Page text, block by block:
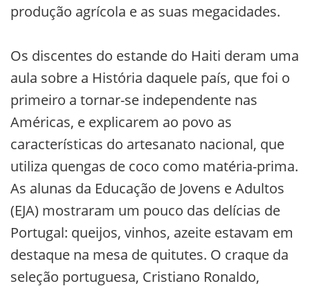
produção agrícola e as suas megacidades.
Os discentes do estande do Haiti deram uma
aula sobre a História daquele país, que foi o
primeiro a tornar-se independente nas
Américas, e explicarem ao povo as
características do artesanato nacional, que
utiliza quengas de coco como matéria-prima.
As alunas da Educação de Jovens e Adultos
(EJA) mostraram um pouco das delícias de
Portugal: queijos, vinhos, azeite estavam em
destaque na mesa de quitutes. O craque da
seleção portuguesa, Cristiano Ronaldo,